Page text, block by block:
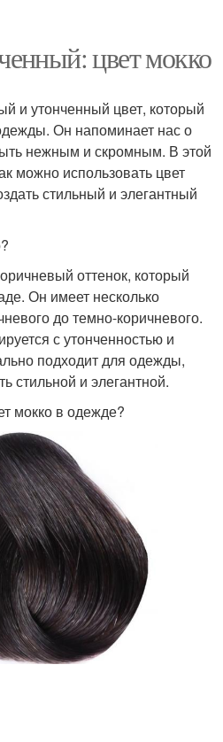
цвет мокко
и утонченный цвет, который
Он напоминает нас о
нежным и скромным. В этой
можно использовать цвет
стильный и элегантный
оттенок, который
Он имеет несколько
до темно-коричневого.
с утонченностью и
подходит для одежды,
стильной и элегантной.
мокко в одежде?